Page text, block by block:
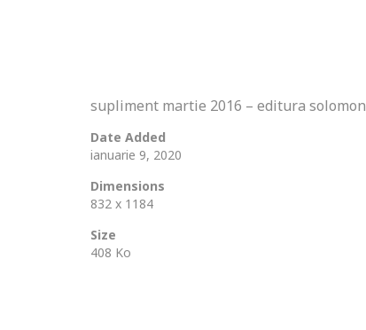
supliment martie 2016 – editura solomon
Date Added
ianuarie 9, 2020
Dimensions
832 x 1184
Size
408 Ko